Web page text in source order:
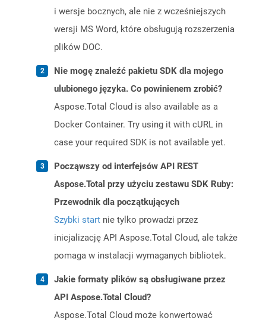
i wersje bocznych, ale nie z wcześniejszych
wersji MS Word, które obsługują rozszerzenia
plików DOC.
Nie mogę znaleźć pakietu SDK dla mojego
ulubionego języka. Co powinienem zrobić?
Aspose.Total Cloud is also available as a
Docker Container. Try using it with cURL in
case your required SDK is not available yet.
Począwszy od interfejsów API REST
Aspose.Total przy użyciu zestawu SDK Ruby:
Przewodnik dla początkujących
Szybki start nie tylko prowadzi przez
inicjalizację API Aspose.Total Cloud, ale także
pomaga w instalacji wymaganych bibliotek.
Jakie formaty plików są obsługiwane przez
API Aspose.Total Cloud?
Aspose.Total Cloud może konwertować